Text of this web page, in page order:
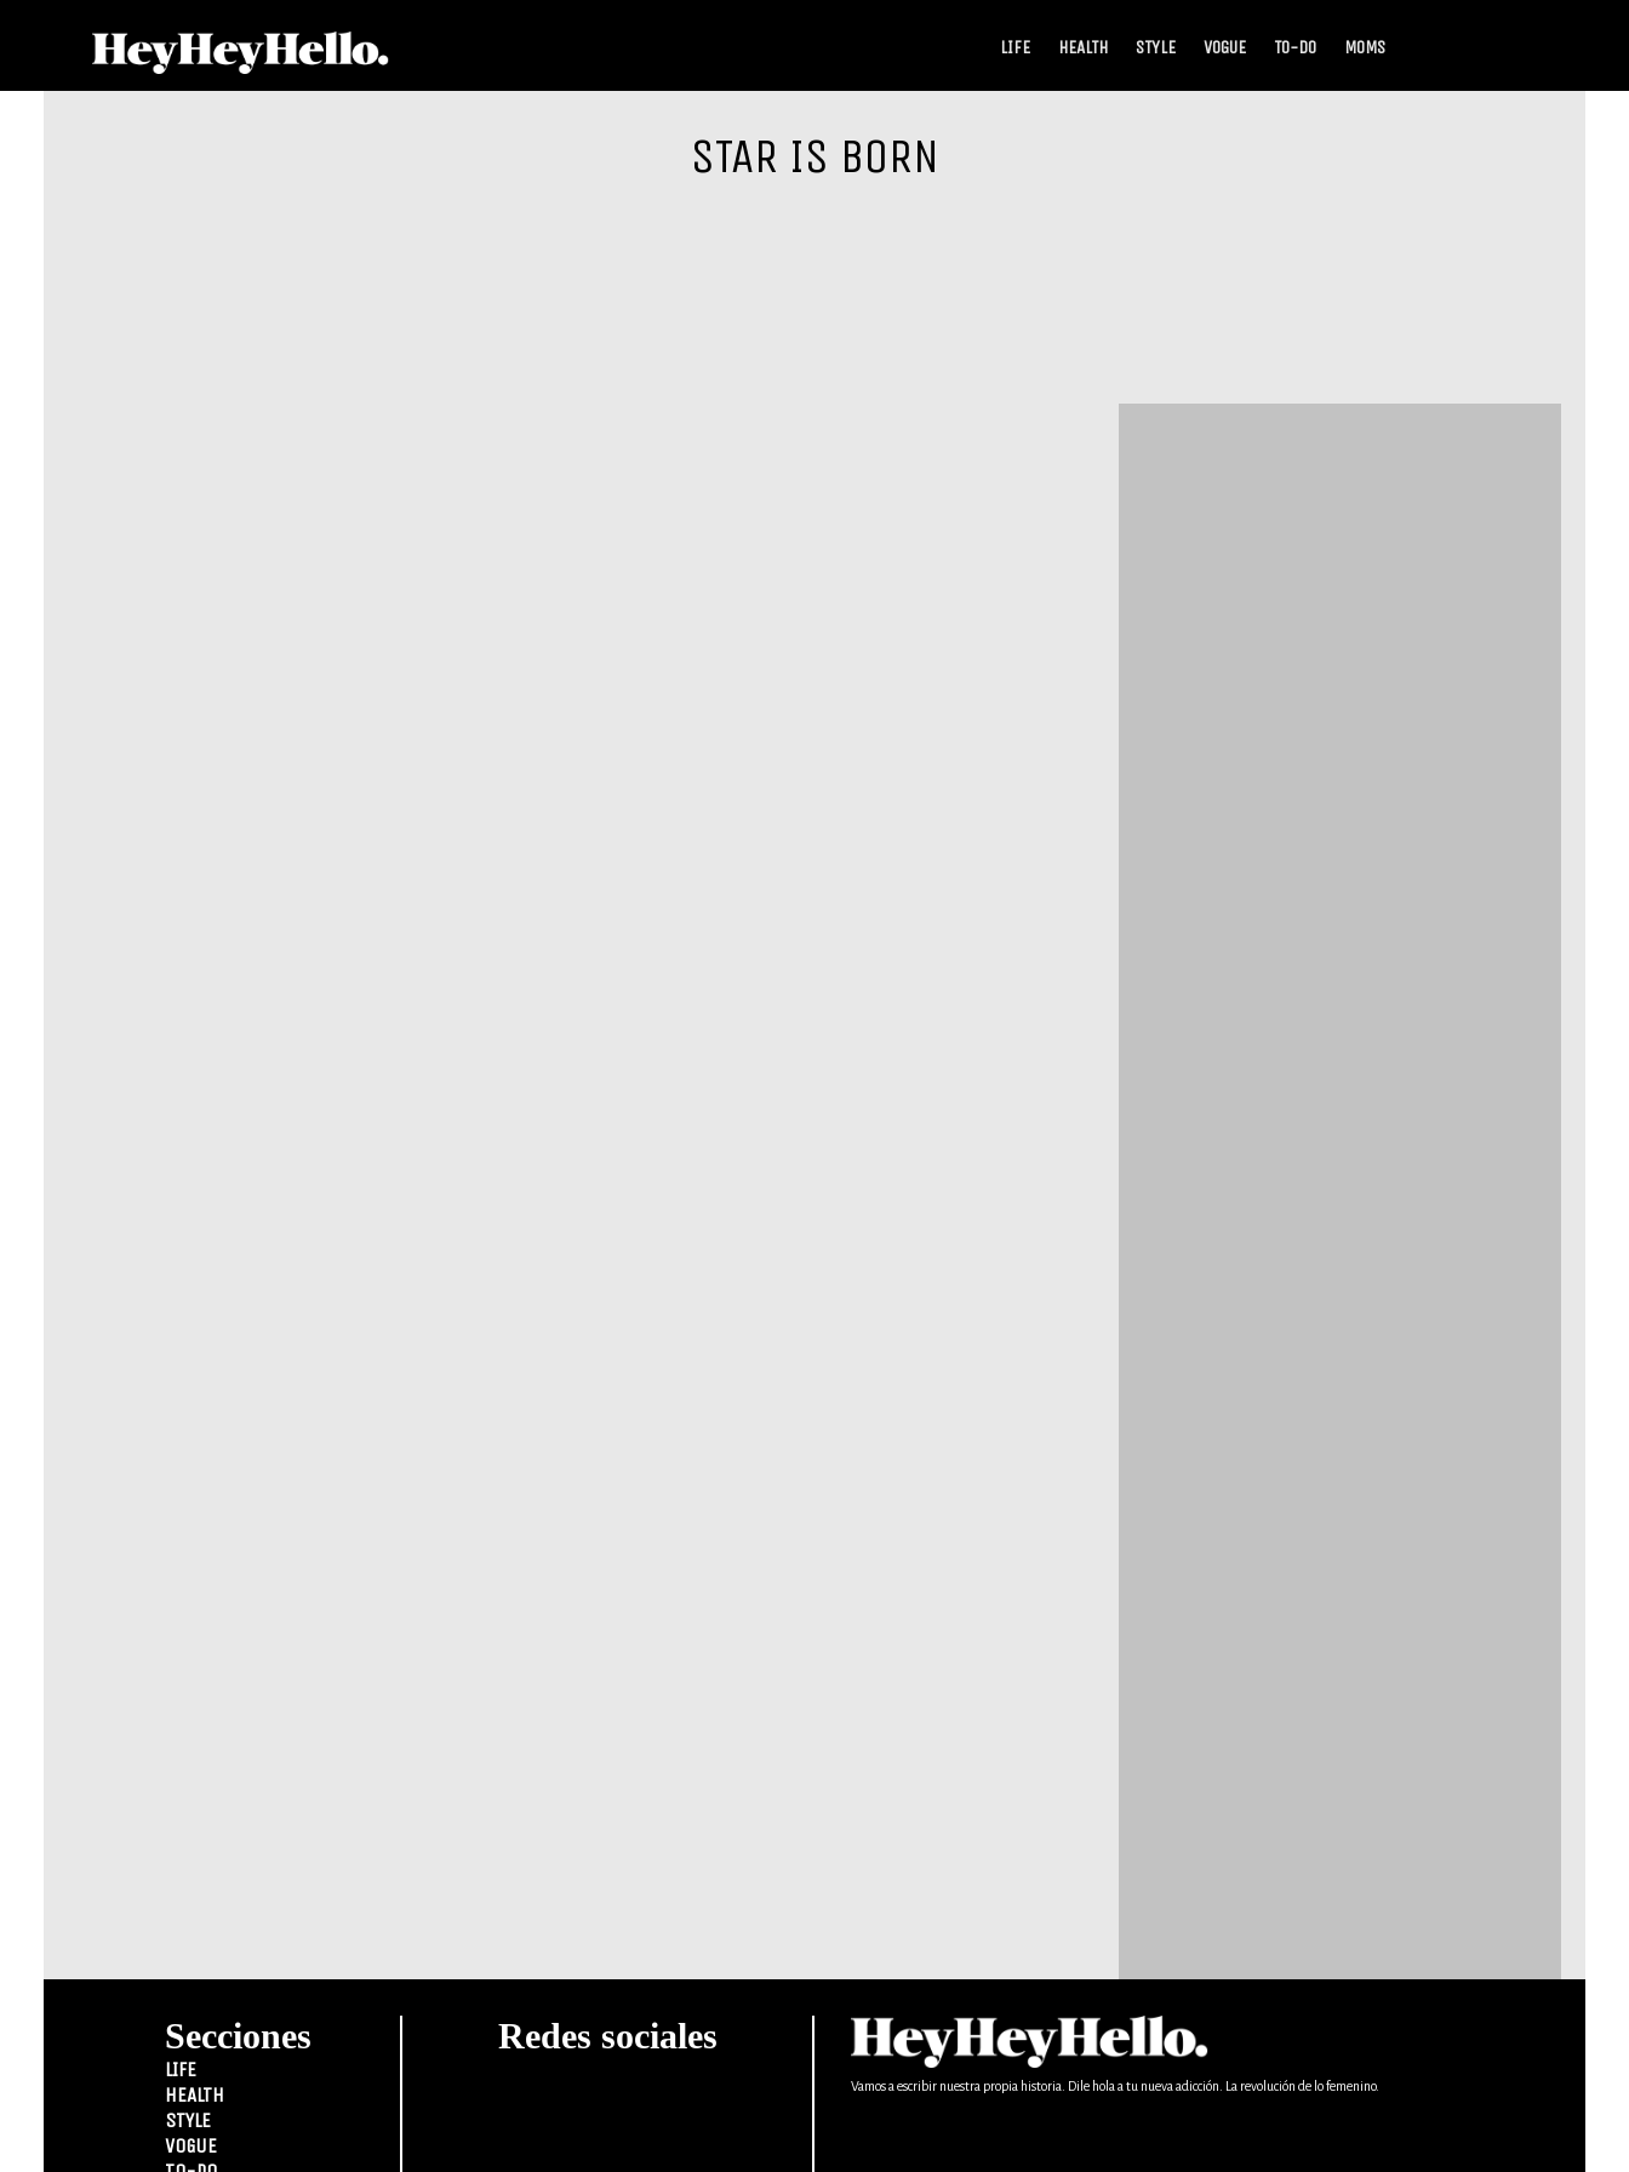
LIFE HEALTH STYLE VOGUE TO-DO MOMS
STAR IS BORN
Secciones
LIFE
HEALTH
STYLE
VOGUE
Redes sociales
Vamos a escribir nuestra propia historia. Dile hola a tu nueva adicción. La revolución de lo femenino.